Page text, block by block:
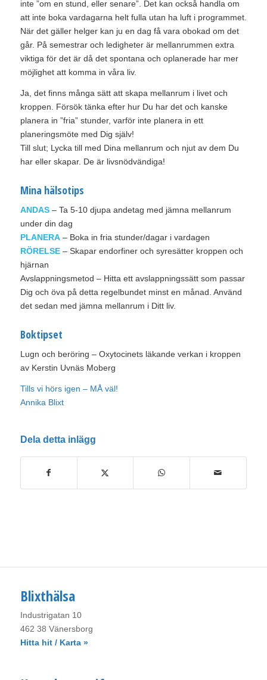
inte ”om en stund, eller senare”. Det kan också handla om
att inte boka vardagarna helt fulla utan ha luft i programmet.
När det gäller helger kan ju en dag få vara obokad om det
går. På semestrar och ledigheter är mellanrummen extra
viktiga för det är då det spontana och oplanerade har mer
möjlighet att komma in våra liv.
Ja, det finns många sätt att skapa mellanrum i livet och
kroppen. Försök tänka efter hur Du har det och kanske
planera in ”fria” stunder, varför inte planera in ett
planeringsmöte med Dig själv!
Till slut; Lycka till med Dina mellanrum och njut av dem Du
har eller skapar. De är livsnödvändiga!
Mina hälsotips
ANDAS– Ta 5-10 djupa andetag med jämna mellanrum
under din dag
PLANERA– Boka in fria stunder/dagar i vardagen
RÖRELSE– Skapar endorfiner och syresätter kroppen och
hjärnan
Avslappningsmetod – Hitta ett avslappningssätt som passar
Dig och öva på detta regelbundet minst en månad. Använd
det sedan med jämna mellanrum i Ditt liv.
Boktipset
Lugn och beröring – Oxytocinets läkande verkan i kroppen
av Kerstin Uvnäs Moberg
Tills vi hörs igen – MÅ väl!
Annika Blixt
Dela detta inlägg
Blixthälsa
Industrigatan 10
462 38 Vänersborg
Hitta hit / Karta »